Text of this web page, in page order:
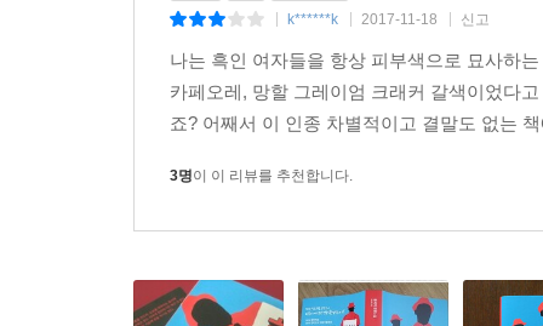
k******k 2017-11-18 신고
나는 흑인 여자들을 항상 피부색으로 묘사하
카페오레, 망할 그레이엄 크래커 갈색이었다
죠? 어째서 이 인종 차별적이고 결말도 없는
3명이 이 리뷰를 추천합니다.